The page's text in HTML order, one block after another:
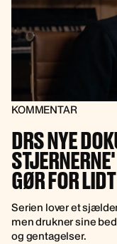
KOMMENTAR
DRS NYE
GØR FOR LIDT
Serien lover et
men drukner sine
og gentagelser.